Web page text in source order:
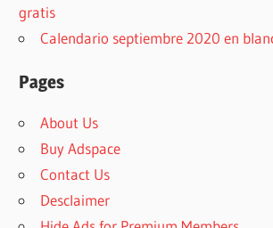
gratis
Calendario septiembre 2020 en
Pages
About Us
Buy Adspace
Contact Us
Desclaimer